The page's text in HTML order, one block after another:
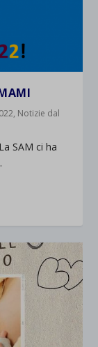
, Notizie dal
SAM ci ha